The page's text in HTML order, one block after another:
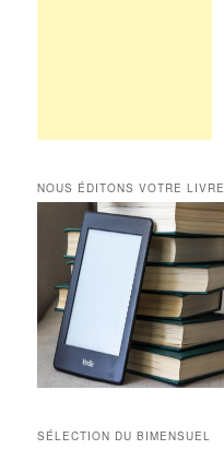
NOUS ÉDITONS VOTRE LIVRE
SÉLECTION DU BIMENSUEL